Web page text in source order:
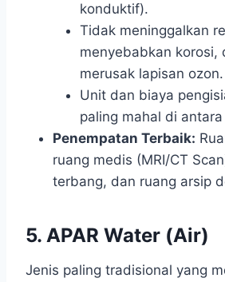
konduktif).
Tidak meninggalkan
menyebabkan korosi,
merusak lapisan ozon.
Unit dan biaya
paling mahal di
Penempatan Terbaik:
ruang medis (MRI/CT
terbang, dan ruang arsip
5. APAR Water (Air)
Jenis paling tradisional yang